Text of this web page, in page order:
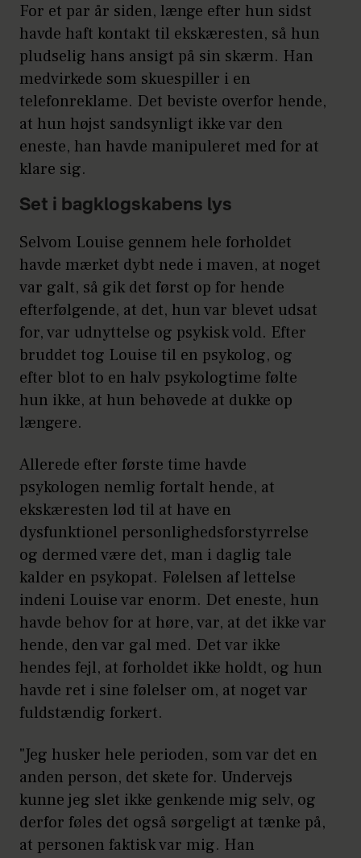
For et par år siden, længe efter hun sidst
havde haft kontakt til ekskæresten, så hun
pludselig hans ansigt på sin skærm. Han
medvirkede som skuespiller i en
telefonreklame. Det beviste overfor hende,
at hun højst sandsynligt ikke var den
eneste, han havde manipuleret med for at
klare sig.
Set i bagklogskabens lys
Selvom Louise gennem hele forholdet
havde mærket dybt nede i maven, at noget
var galt, så gik det først op for hende
efterfølgende, at det, hun var blevet udsat
for, var udnyttelse og psykisk vold. Efter
bruddet tog Louise til en psykolog, og
efter blot to en halv psykologtime følte
hun ikke, at hun behøvede at dukke op
længere.
Allerede efter første time havde
psykologen nemlig fortalt hende, at
ekskæresten lød til at have en
dysfunktionel personlighedsforstyrrelse
og dermed være det, man i daglig tale
kalder en psykopat. Følelsen af lettelse
indeni Louise var enorm. Det eneste, hun
havde behov for at høre, var, at det ikke var
hende, den var gal med. Det var ikke
hendes fejl, at forholdet ikke holdt, og hun
havde ret i sine følelser om, at noget var
fuldstændig forkert.
"Jeg husker hele perioden, som var det en
anden person, det skete for. Undervejs
kunne jeg slet ikke genkende mig selv, og
derfor føles det også sørgeligt at tænke på,
at personen faktisk var mig. Han